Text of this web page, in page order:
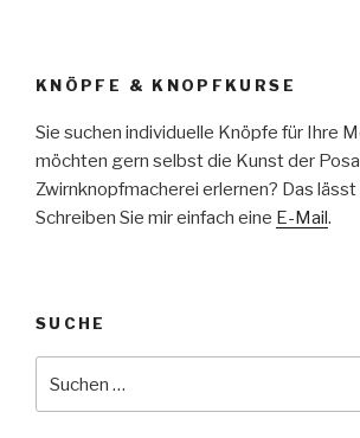
KNÖPFE & KNOPFKURSE
Sie suchen individuelle Knöpfe für Ihre
möchten gern selbst die Kunst der
Zwirnknopfmacherei erlernen? Das lässt
Schreiben Sie mir einfach eine E-Mail.
SUCHE